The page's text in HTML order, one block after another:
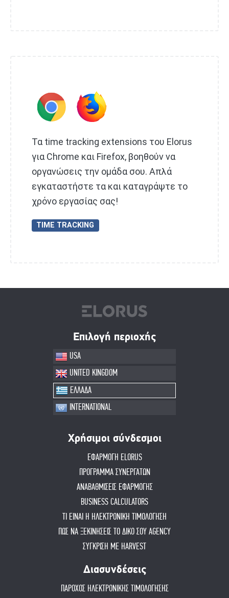
Τα time tracking extensions του Elorus
για Chrome και Firefox, βοηθούν να
οργανώσεις την ομάδα σου. Απλά
εγκαταστήστε τα και καταγράψτε το
χρόνο εργασίας σας!
TIME TRACKING
Επιλογή περιοχής
USA
UNITED KINGDOM
ΕΛΛΑΔΑ
INTERNATIONAL
Χρήσιμοι σύνδεσμοι
ΕΦΑΡΜΟΓΗ ELORUS
ΠΡΟΓΡΑΜΜΑ ΣΥΝΕΡΓΑΤΩΝ
ΑΝΑΒΑΘΜΙΣΕΙΣ ΕΦΑΡΜΟΓΗΣ
BUSINESS CALCULATORS
ΤΙ ΕΙΝΑΙ Η ΗΛΕΚΤΡΟΝΙΚΗ ΤΙΜΟΛΟΓΗΣΗ
ΠΏΣ ΝΑ ΞΕΚΙΝΉΣΕΙΣ ΤΟ ΔΙΚΌ ΣΟΥ AGENCY
ΣΥΓΚΡΙΣΗ ΜΕ HARVEST
Διασυνδέσεις
ΠΑΡΟΧΟΣ ΗΛΕΚΤΡΟΝΙΚΗΣ ΤΙΜΟΛΟΓΗΣΗΣ